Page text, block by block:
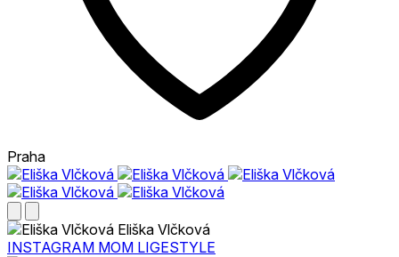
Praha
Eliška Vlčková
INSTAGRAM MOM LIGESTYLE